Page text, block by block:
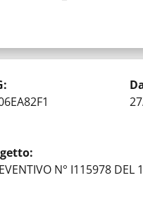
:
:
N° I115978 DEL